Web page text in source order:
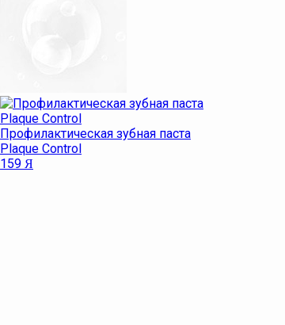
Профилактическая зубная паста
Plaque Control
159 Я